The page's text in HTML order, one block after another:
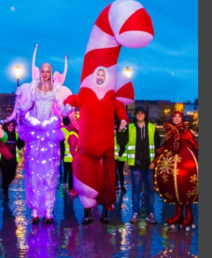
SWEET CHRISTMAS